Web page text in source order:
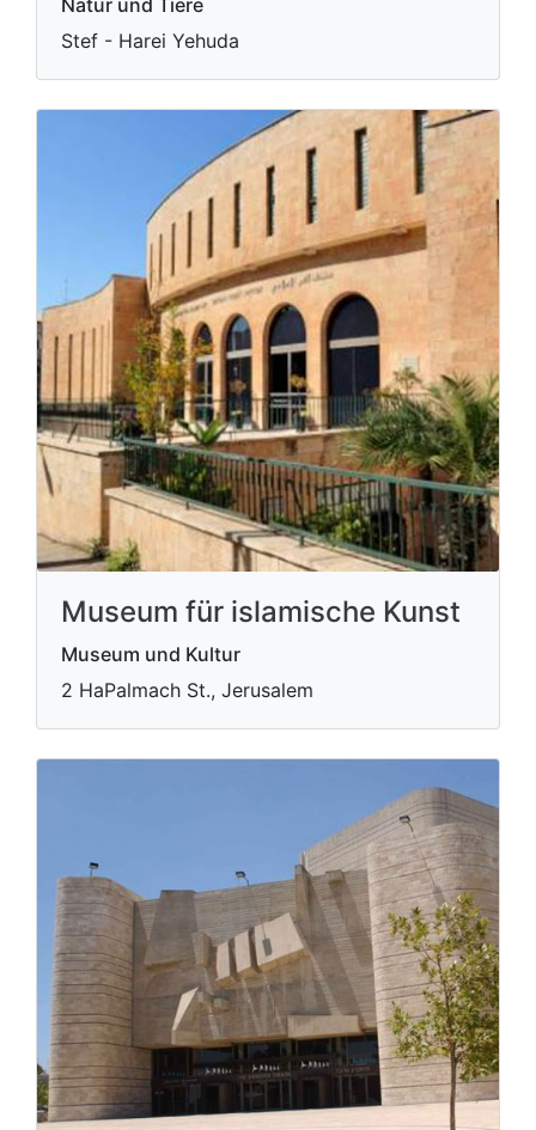
Stef - Harei Yehuda
Museum für islamische Kunst
Museum und Kultur
2 HaPalmach St., Jerusalem